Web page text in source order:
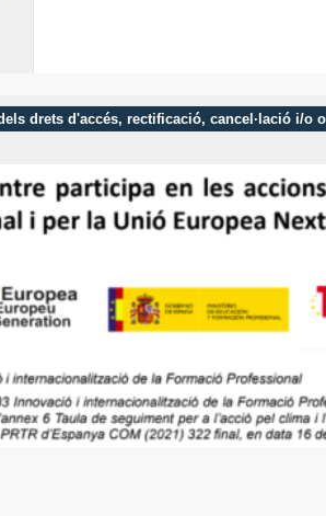
drets d'accés, rectificació, cancel·lació i/